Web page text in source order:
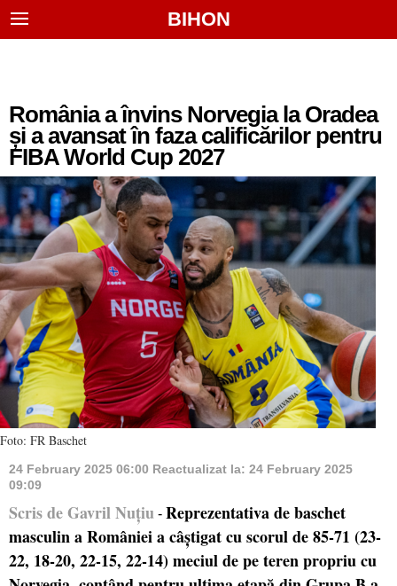
BIHON
România a învins Norvegia la Oradea
și a avansat în faza calificărilor pentru
FIBA World Cup 2027
Foto: FR Baschet
24 February 2025 06:00 Reactualizat la: 24 February 2025
09:09
Scris de Gavril Nuțiu - Reprezentativa de baschet
masculin a României a câștigat cu scorul de 85-71 (23-
22, 18-20, 22-15, 22-14) meciul de pe teren propriu cu